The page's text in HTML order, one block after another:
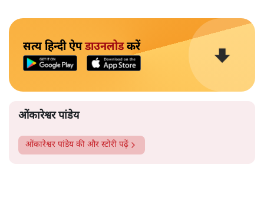
सत्य हिन्दी ऐपडाउनलोडकरें
ओंकारेश्वर पांडेय
ओंकारेश्वर पांडेयकी और स्टोरी पढ़ें